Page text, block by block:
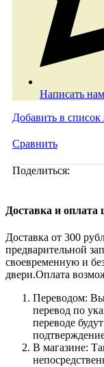
Написать
Добавить в
Сравнить
Поделиться:
Доставка и
Доставка от 300
предварительной
своевременную и
двери.Оплата
Переводом: Вы
перевод по
переводе
В магазине: